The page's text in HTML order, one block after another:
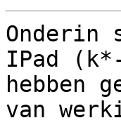
IPad
hebben
van